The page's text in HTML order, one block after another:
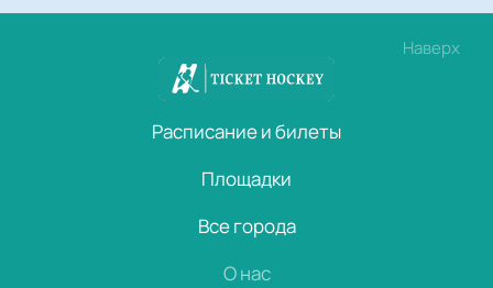
Наверх
Расписание и билеты
Площадки
Все города
О нас